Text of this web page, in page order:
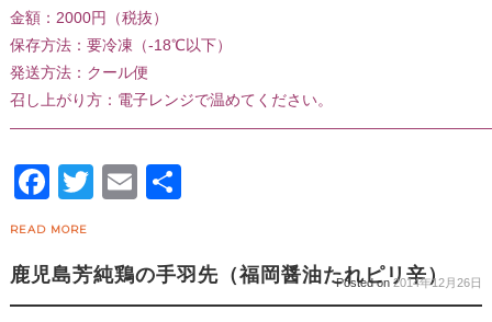
金額：2000円（税抜）
保存方法：要冷凍（-18℃以下）
発送方法：クール便
召し上がり方：電子レンジで温めてください。
Facebook
TwitterEmail
READ MORE
鹿児島芳純鶏の手羽先（福岡醤油たれピリ辛）
Posted on2014年12月26日